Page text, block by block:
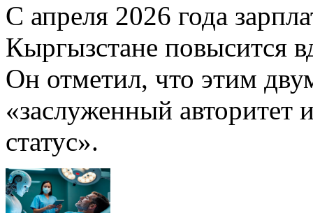
С апреля 2026 года
Кыргызстане повысится
Он отметил, что этим
«заслуженный
статус».